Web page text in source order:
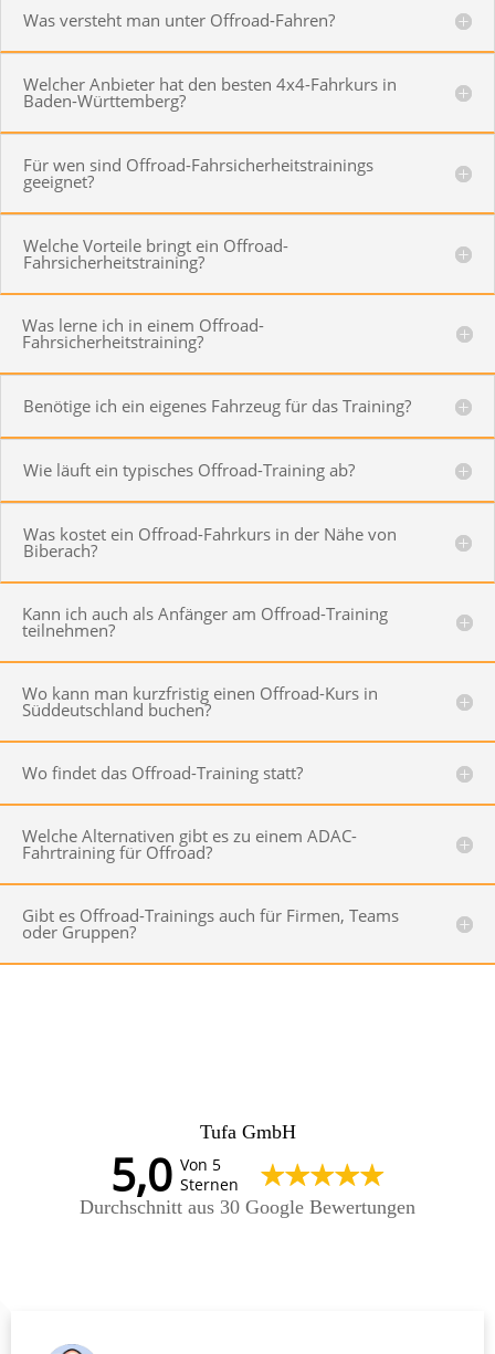
Was versteht man unter Offroad-Fahren?
Welcher Anbieter hat den besten 4x4-Fahrkurs in
Baden-Württemberg?
Für wen sind Offroad-Fahrsicherheitstrainings
geeignet?
Welche Vorteile bringt ein Offroad-
Fahrsicherheitstraining?
Was lerne ich in einem Offroad-
Fahrsicherheitstraining?
Benötige ich ein eigenes Fahrzeug für das Training?
Wie läuft ein typisches Offroad-Training ab?
Was kostet ein Offroad-Fahrkurs in der Nähe von
Biberach?
Kann ich auch als Anfänger am Offroad-Training
teilnehmen?
Wo kann man kurzfristig einen Offroad-Kurs in
Süddeutschland buchen?
Wo findet das Offroad-Training statt?
Welche Alternativen gibt es zu einem ADAC-
Fahrtraining für Offroad?
Gibt es Offroad-Trainings auch für Firmen, Teams
oder Gruppen?
Tufa GmbH
5,0 Von 5
Sternen
Durchschnitt aus 30 Google Bewertungen